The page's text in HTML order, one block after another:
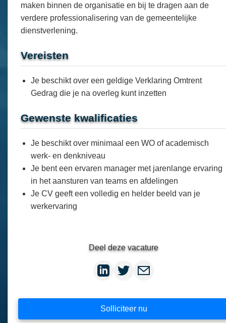
maken binnen de organisatie en bij te dragen aan de
verdere professionalisering van de gemeentelijke
dienstverlening.
Vereisten
Je beschikt over een geldige Verklaring Omtrent
Gedrag die je na overleg kunt inzetten
Gewenste kwalificaties
Je beschikt over minimaal een WO of academisch
werk- en denkniveau
Je bent een ervaren manager met jarenlange ervaring
in het aansturen van teams en afdelingen
Je CV geeft een volledig en helder beeld van je
werkervaring
Deel deze vacature
Solliciteer nu